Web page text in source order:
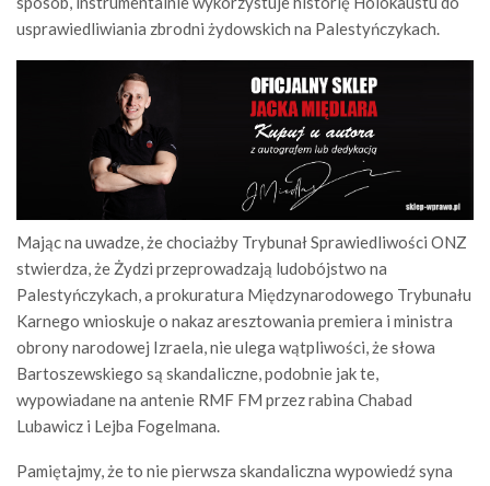
usprawiedliwiania zbrodni żydowskich na Palestyńczykach.
Mając na uwadze, że chociażby Trybunał Sprawiedliwości ONZ
stwierdza, że Żydzi przeprowadzają ludobójstwo na
Palestyńczykach, a prokuratura Międzynarodowego Trybunału
Karnego wnioskuje o nakaz aresztowania premiera i ministra
obrony narodowej Izraela, nie ulega wątpliwości, że słowa
Bartoszewskiego są skandaliczne, podobnie jak te,
wypowiadane na antenie RMF FM przez rabina Chabad
Lubawicz i Lejba Fogelmana.
Pamiętajmy, że to nie pierwsza skandaliczna wypowiedź syna